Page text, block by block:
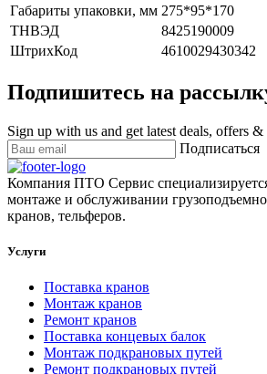
Габариты упаковки, мм 275*95*170
ТНВЭД
8425190009
ШтрихКод
4610029430342
Подпишитесь на
Sign up with us and get latest deals, offers &
Подписаться
Компания ПТО Сервис
монтаже и обслуживании
кранов, тельферов.
Услуги
Поставка кранов
Монтаж кранов
Ремонт кранов
Поставка концевых балок
Монтаж подкрановых путей
Ремонт подкрановых путей